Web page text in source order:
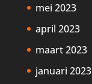
mei 2023
april 2023
maart 2023
januari 2023